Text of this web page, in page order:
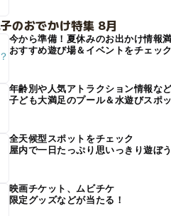
のおでかけ特集 8月
今から準備！夏休みのお出かけ情報
おすすめ遊び場＆イベントをチェック
年齢別や人気アトラクション情報な
子ども大満足のプール＆水遊びスポ
全天候型スポットをチェック
屋内で一日たっぷり思いっきり遊ぼ
映画チケット、ムビチケ
限定グッズなどが当たる！